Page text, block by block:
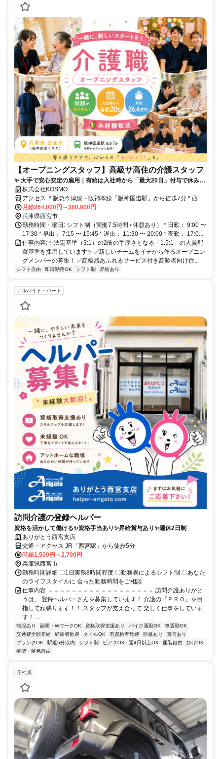
【オープニングスタッフ】高級サ高住の介護スタッフ
✨ 大手で安心安定の雇用｜有給は入社時から「最大20日」付与で休みや
すさ抜群 ✨ 月収26.4万円〜38万円＋賞与年2回（平均3.3ヶ月分） ✨ 未
経験・無資格からプロを目指せる手厚いOJT研修＆資格取得支援あり ✨
育児手当（月2万円）や住宅手当（最大3万円）など生活を支える福利厚
生が充実！
株式会社KOSMO
アクセス: * 阪急今津線・阪神本線「阪神国道駅」から徒歩7分 * 西宮
駅、今津駅、西宮北口駅、三ノ宮駅、元町駅、御影駅、甲子園駅、尼
崎駅からもアクセス抜群！ ※マイカー通勤も相談可能です◎
月給264,000円～380,000円
兵庫県西宮市
勤務時間・曜日: シフト制（実働7.5時間 / 休憩あり） * 日勤： 9:00 〜
17:30 * 早出： 7:15 〜 15:45 * 遅出： 11:30 〜 20:00 * 夜勤： 17:0...
仕事内容: ✨法定基準（3:1）の2倍の手厚さとなる「1.5:1」の人員配
置基準を採用しています✨ ✅新しいチームをイチから作るオープニン
グメンバーの募集！ ✅高級感あふれるサービス付き高齢者向け住...
シフト自由 即日勤務OK シフト制 昇給あり
アルバイト・パート
訪問介護の登録ヘルパー
資格を活かして働ける✨資格手当あり✨昇給賞与あり✨週休2日制
ありがとう西宮支店
交通・アクセス JR「西宮駅」から徒歩5分
時給1,500円～2,700円
兵庫県西宮市
勤務時間詳細 〇1日実務8時間程度 〇勤務表によるシフト制 〇あなた
のライフスタイルに 合った勤務時間をご相談
仕事内容 ＝＝＝＝＝＝＝＝＝＝＝＝＝＝＝＝＝＝ 訪問介護ありがと
うは、 登録ヘルパーさんを募集しています！ 介護の『ＰＲＯ』を目
指して頑張ります！！ スタッフが支え合って 楽しく仕事をしていま
す！ ...
制服あり 副業・WワークOK 資格取得支援あり バイク通勤OK
車通勤OK
交通費全額支給
経験者歓迎 ネイルOK 有資格者歓迎 研修あり
賞与あり
ブランクOK
駅近5分以内 シフト制 ピアスOK 週4日以上OK 服装自由
ひげOK
髪型・髪色自由
正社員